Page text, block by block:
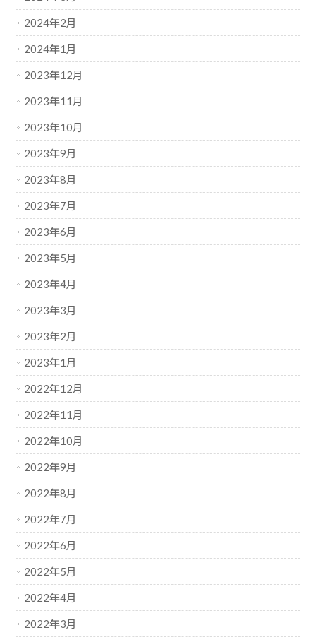
2024年2月
2024年1月
2023年12月
2023年11月
2023年10月
2023年9月
2023年8月
2023年7月
2023年6月
2023年5月
2023年4月
2023年3月
2023年2月
2023年1月
2022年12月
2022年11月
2022年10月
2022年9月
2022年8月
2022年7月
2022年6月
2022年5月
2022年4月
2022年3月